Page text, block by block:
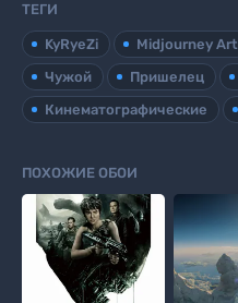
ТЕГИ
KyRyeZi Midjourney Art
Чужой
Пришелец
Кинематографические
ПОХОЖИЕ ОБОИ